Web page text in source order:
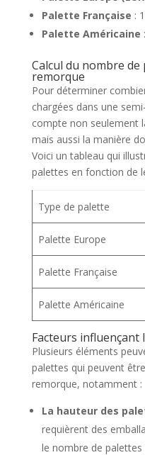
Palette Française :
Palette Américaine
Calcul du nombre
remorque
Pour déterminer
chargées dans une
compte non seulement
mais aussi la manière
Voici un tableau qui
palettes en fonction de
Type de palette
Palette Europe
Palette Française
Palette Américaine
Facteurs influençant
Plusieurs éléments
palettes qui peuvent
remorque, notamment :
La hauteur des
requièrent des
le nombre de